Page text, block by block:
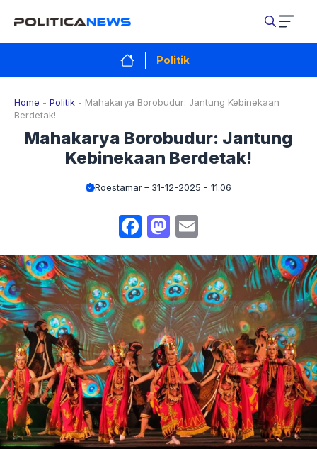
isi
Politik
Home - Politik - Mahakarya Borobudur: Jantung Kebinekaan
Berdetak!
Mahakarya Borobudur: Jantung
Kebinekaan Berdetak!
Roestamar 31-12-2025 - 11.06
Facebook
Mastodon